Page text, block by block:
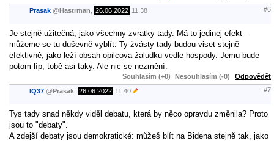
Prasak @ Hastrman 26.06.2022 11:38 #6
Je stejně užitečná, jako všechny zvratky tady. Má to jedinej efekt -
můžeme se tu duševně vyblít. Ty žvásty tady budou viset stejně
efektivně, jako leží obsah opilcova žaludku vedle hospody. Jemu bude
potom líp, tobě asi taky. Ale nic se nezmění.
Souhlasím (+0) Nesouhlasím (-0) Odpovědět
IQ37 @ Prasak 26.06.2022 11:40 #7
Tys tady snad někdy viděl debatu, která by něco opravdu změnila? Proto
jsou to "debaty".
A zdejší debaty jsou demokratické: můžeš blít na Bidena stejně tak, jako